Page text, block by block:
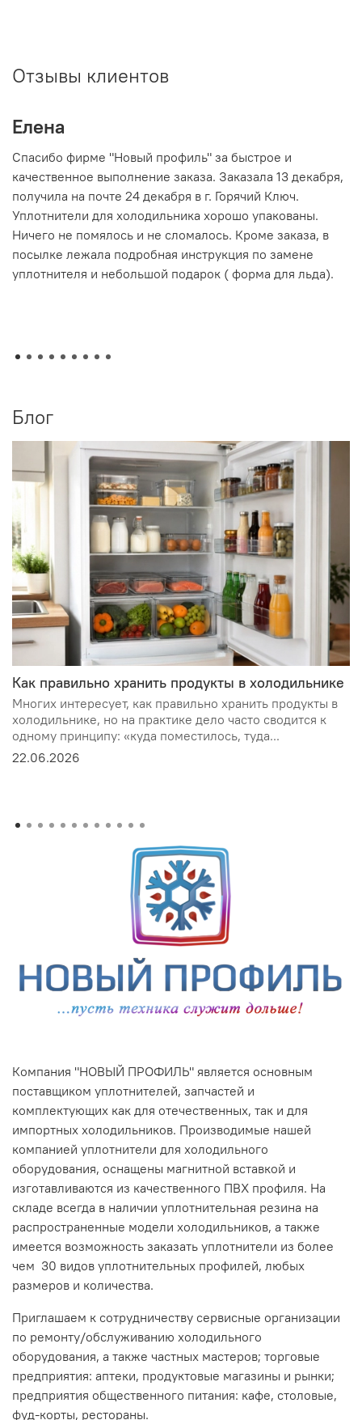
Отзывы клиентов
Елена
Спасибо фирме "Новый профиль" за быстрое и
качественное выполнение заказа. Заказала 13 декабря,
получила на почте 24 декабря в г. Горячий Ключ.
Уплотнители для холодильника хорошо упакованы.
Ничего не помялось и не сломалось. Кроме заказа, в
посылке лежала подробная инструкция по замене
уплотнителя и небольшой подарок ( форма для льда).
Блог
Как правильно хранить продукты в холодильнике
Многих интересует, как правильно хранить продукты в
холодильнике, но на практике дело часто сводится к
одному принципу: «куда поместилось, туда...
22.06.2026
Компания "НОВЫЙ ПРОФИЛЬ" является основным
поставщиком уплотнителей, запчастей и
комплектующих как для отечественных, так и для
импортных холодильников. Производимые нашей
компанией уплотнители для холодильного
оборудования, оснащены магнитной вставкой и
изготавливаются из качественного ПВХ профиля. На
складе всегда в наличии уплотнительная резина на
распространенные модели холодильников, а также
имеется возможность заказать уплотнители из более
чем 30 видов уплотнительных профилей, любых
размеров и количества.
Приглашаем к сотрудничеству сервисные организации
по ремонту/обслуживанию холодильного
оборудования, а также частных мастеров; торговые
предприятия: аптеки, продуктовые магазины и рынки;
предприятия общественного питания: кафе, столовые,
фуд-корты, рестораны.